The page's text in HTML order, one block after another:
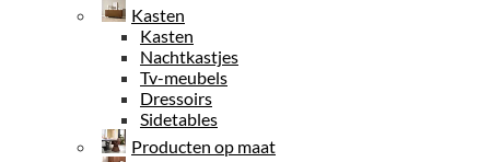
Kasten
Kasten
Nachtkastjes
Tv-meubels
Dressoirs
Sidetables
Producten op maat